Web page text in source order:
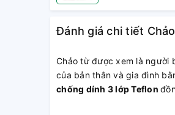
Đánh giá chi tiết
Chảo từ được xem là người
của bản thân và gia đình
chống dính 3 lớp Teflon